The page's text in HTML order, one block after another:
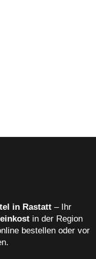
in Rastatt – Ihr
in der Region
bestellen oder vor